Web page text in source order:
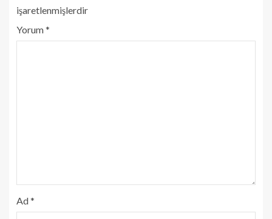
işaretlenmişlerdir
Yorum*
Ad*